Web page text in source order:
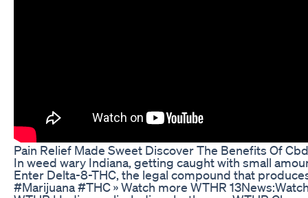
Pain Relief Made Sweet Discover The Benefits Of
In weed wary Indiana, getting caught with small
Enter Delta-8-THC, the legal compound that
#Marijuana #THC » Watch more WTHR